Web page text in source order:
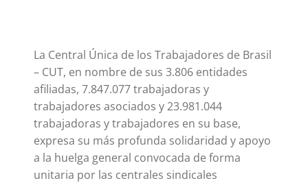
La Central Única de los Trabajadores de Brasil
– CUT, en nombre de sus 3.806 entidades
afiliadas, 7.847.077 trabajadoras y
trabajadores asociados y 23.981.044
trabajadoras y trabajadores en su base,
expresa su más profunda solidaridad y apoyo
a la huelga general convocada de forma
unitaria por las centrales sindicales